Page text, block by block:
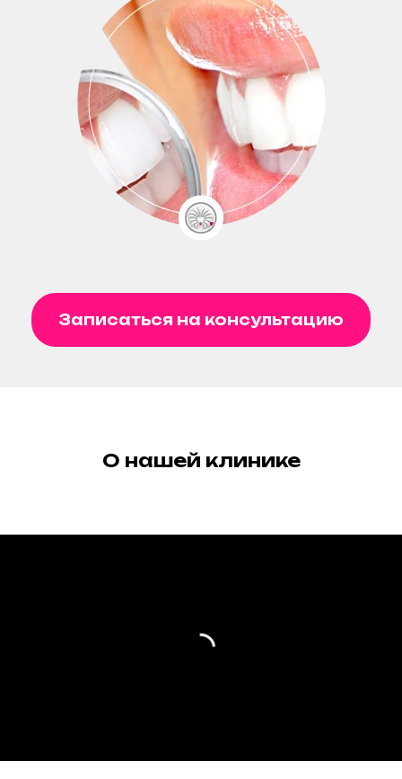
Записаться на консультацию
О нашей клинике